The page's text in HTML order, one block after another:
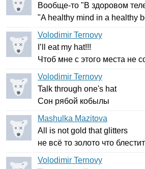
Вообще-то "В здоровом
"A healthy mind in a healthy
Volodimir Ternovy
’ eat my hat!!!
Чтоб мне с этого места не
Volodimir Ternovy
Talk through one's hat
Сон рябой кобылы
Mashulka Mazitova
All
is not gold that glitters
не всё то золото что блестит
Volodimir Ternovy